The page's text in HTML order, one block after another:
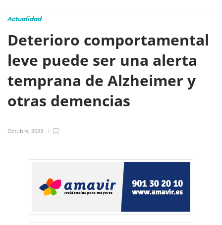
Actualidad
Deterioro comportamental
leve puede ser una alerta
temprana de Alzheimer y
otras demencias
Octubre, 2023